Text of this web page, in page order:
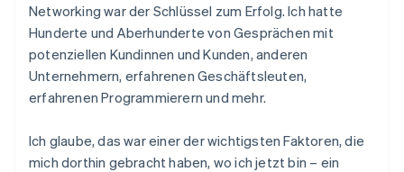
Networking war der Schlüssel zum Erfolg. Ich hatte
Hunderte und Aberhunderte von Gesprächen mit
potenziellen Kundinnen und Kunden, anderen
Unternehmern, erfahrenen Geschäftsleuten,
erfahrenen Programmierern und mehr.
Ich glaube, das war einer der wichtigsten Faktoren, die
mich dorthin gebracht haben, wo ich jetzt bin – ein